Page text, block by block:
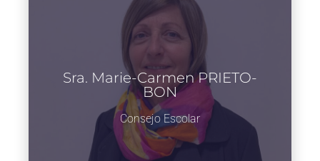
Sra. Marie-Carmen PRIETO-
BON
Consejo Escolar